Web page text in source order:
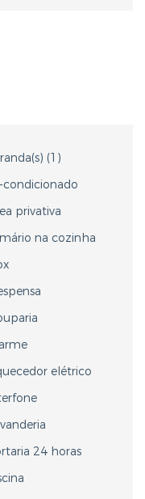
(1)
condicionado
privativa
na cozinha
elétrico
24 horas